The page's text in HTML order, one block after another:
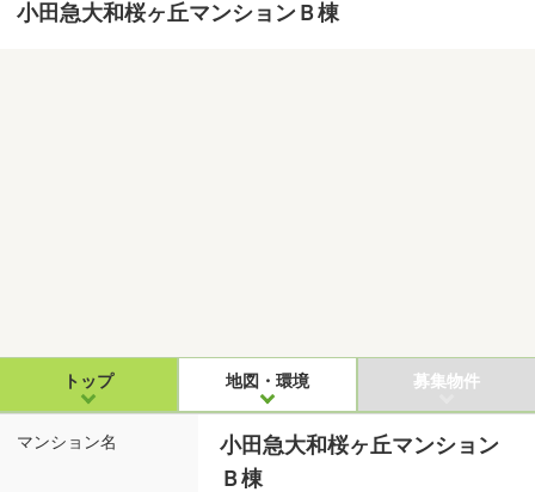
小田急大和桜ヶ丘マンションＢ棟
トップ 地図・環境 募集物件
マンション名
小田急大和桜ヶ丘マンション
Ｂ棟